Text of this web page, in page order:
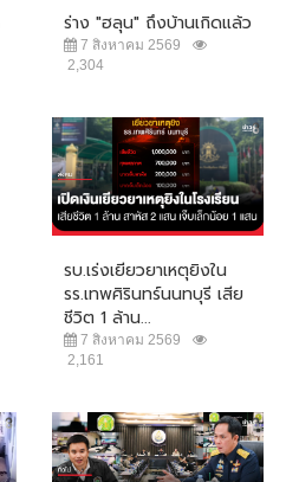
ร่าง "ฮลุน" ถึงบ้านเกิดแล้ว
7 สิงหาคม 2569
2,304
รบ.เร่งเยียวยาเหตุยิงใน
รร.เทพศิรินทร์นนทบุรี เสีย
ชีวิต 1 ล้าน...
7 สิงหาคม 2569
2,161